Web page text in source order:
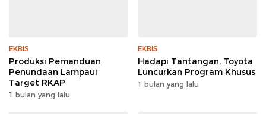
EKBIS
Produksi Pemanduan
Penundaan Lampaui
Target RKAP
1 bulan yang lalu
EKBIS
Hadapi Tantangan, Toyota
Luncurkan Program Khusus
1 bulan yang lalu